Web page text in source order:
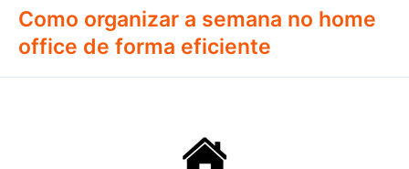
Como organizar a semana no home
office de forma eficiente